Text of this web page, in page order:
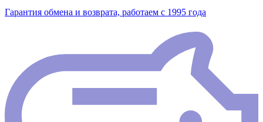
Гарантия обмена и возврата, работаем с 1995 года